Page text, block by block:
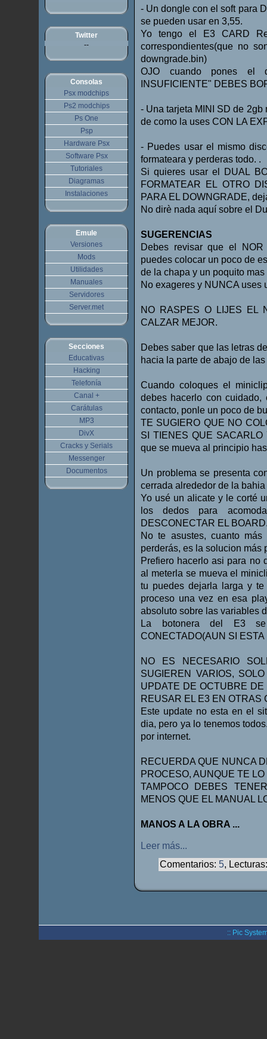
- Un dongle con el soft para
se pueden usar en 3,55.
Yo tengo el E3 CARD
correspondientes(que no
downgrade.bin)
OJO cuando pones el
INSUFICIENTE" DEBES
- Una tarjeta MINI SD de
de como la uses CON LA
- Puedes usar el mismo
formateara y perderas todo. .
Si quieres usar el DUAL
FORMATEAR EL OTRO
PARA EL DOWNGRADE,
No dirè nada aquí sobre el
SUGERENCIAS
Debes revisar que el
puedes colocar un poco de
de la chapa y un poquito
No exageres y NUNCA uses
NO RASPES O LIJES EL
CALZAR MEJOR.
Debes saber que las letras
hacia la parte de abajo de
Cuando coloques el
debes hacerlo con
contacto, ponle un poco de
TE SUGIERO QUE NO
SI TIENES QUE
que se mueva al principio
Un problema se presenta
cerrada alrededor de la
Yo usé un alicate y le corté
los dedos para
DESCONECTAR EL
No te asustes, cuanto
perderás, es la solucion más
Prefiero hacerlo asi para no
al meterla se mueva el
tu puedes dejarla larga y
proceso una vez en esa
absoluto sobre las variables
La botonera del E3
CONECTADO(AUN SI ESTA
NO ES NECESARIO
SUGIEREN VARIOS,
UPDATE DE OCTUBRE
REUSAR EL E3 EN OTRAS
Este update no esta en el
dia, pero ya lo tenemos
por internet.
RECUERDA QUE NUNCA
PROCESO, AUNQUE TE
TAMPOCO DEBES
MENOS QUE EL MANUAL
MANOS A LA OBRA ...
Leer más...
Comentarios: 5,
Twitter
--
Consolas
Psx modchips
Ps2 modchips
Ps One
Psp
Hardware Psx
Software Psx
Tutoriales
Diagramas
Instalaciones
Emule
Versiones
Mods
Utilidades
Manuales
Servidores
Server.met
Secciones
Educativas
Hacking
Telefonía
Canal +
Carátulas
MP3
DivX
Cracks y Serials
Messenger
Documentos
:: Pic